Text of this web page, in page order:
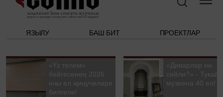
ЯЗЫЛУ БАШ БИТ ПРОЕКТЛАР
«Үз телем»
бәйгесенең 2026
нчы ел җиңүчеләре
билгеле!
«Диварлар ни
сөйли?» - Тукай
музеена 40 ел!